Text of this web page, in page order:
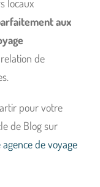
locaux
aux
de
pour votre
de Blog sur
de voyage